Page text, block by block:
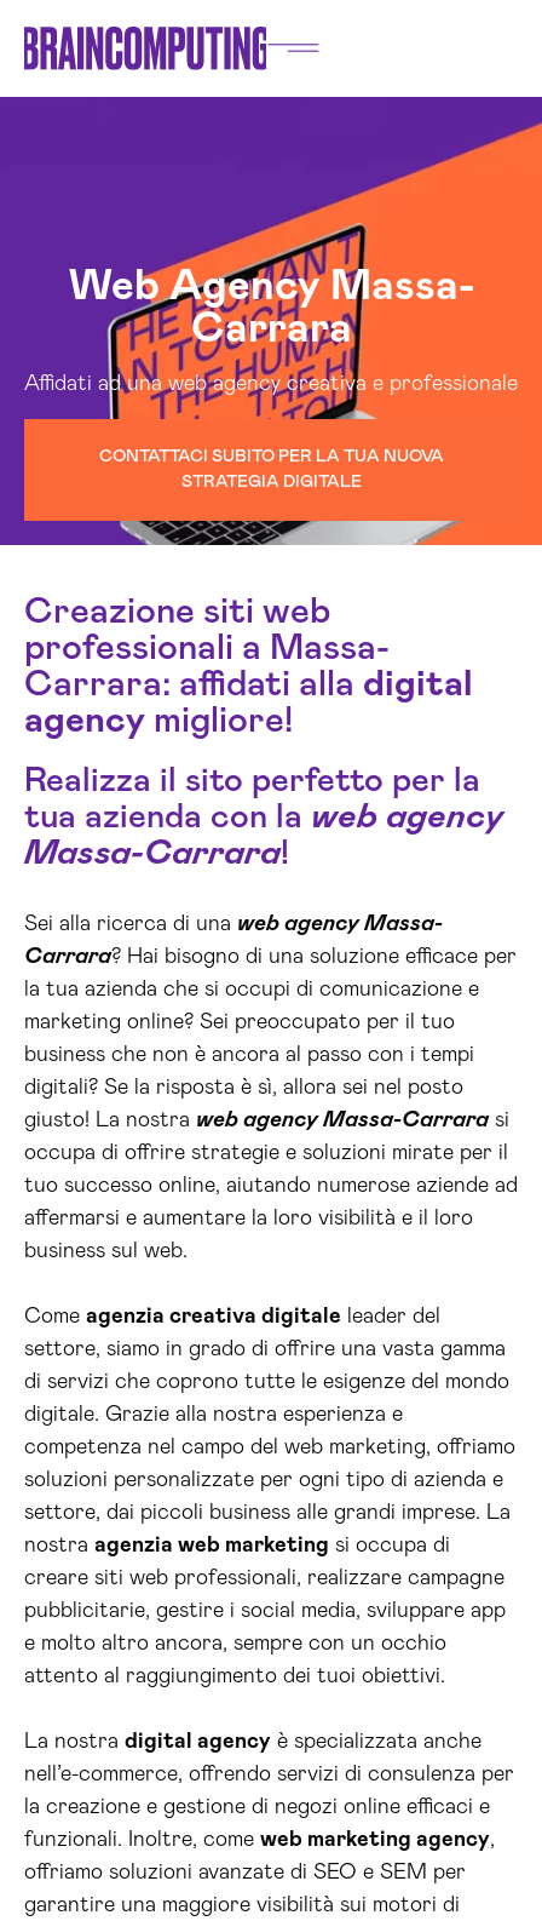
Web Agency Massa-
Carrara
Affidati ad una web agency creativa e professionale
CONTATTACI SUBITO PER LA TUA NUOVA
STRATEGIA DIGITALE
Creazione siti web
professionali a Massa-
Carrara: affidati alla digital
agency migliore!
Realizza il sito perfetto per la
tua azienda con la web agency
Massa-Carrara!
Sei alla ricerca di una web agency Massa-
Carrara? Hai bisogno di una soluzione efficace per
la tua azienda che si occupi di comunicazione e
marketing online? Sei preoccupato per il tuo
business che non è ancora al passo con i tempi
digitali? Se la risposta è sì, allora sei nel posto
giusto! La nostra web agency Massa-Carrarasi
occupa di offrire strategie e soluzioni mirate per il
tuo successo online, aiutando numerose aziende ad
affermarsi e aumentare la loro visibilità e il loro
business sul web.
Come agenzia creativa digitale leader del
settore, siamo in grado di offrire una vasta gamma
di servizi che coprono tutte le esigenze del mondo
digitale. Grazie alla nostra esperienza e
competenza nel campo del web marketing, offriamo
soluzioni personalizzate per ogni tipo di azienda e
settore, dai piccoli business alle grandi imprese. La
nostra agenzia web marketing si occupa di
creare siti web professionali, realizzare campagne
pubblicitarie, gestire i social media, sviluppare app
e molto altro ancora, sempre con un occhio
attento al raggiungimento dei tuoi obiettivi.
La nostra digital agency è specializzata anche
nell’e-commerce, offrendo servizi di consulenza per
la creazione e gestione di negozi online efficaci e
funzionali. Inoltre, come web marketing agency,
offriamo soluzioni avanzate di SEO e SEM per
garantire una maggiore visibilità sui motori di